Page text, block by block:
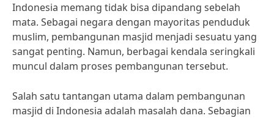
Indonesia memang tidak bisa dipandang sebelah
mata. Sebagai negara dengan mayoritas penduduk
muslim, pembangunan masjid menjadi sesuatu yang
sangat penting. Namun, berbagai kendala seringkali
muncul dalam proses pembangunan tersebut.
Salah satu tantangan utama dalam pembangunan
masjid di Indonesia adalah masalah dana. Sebagian